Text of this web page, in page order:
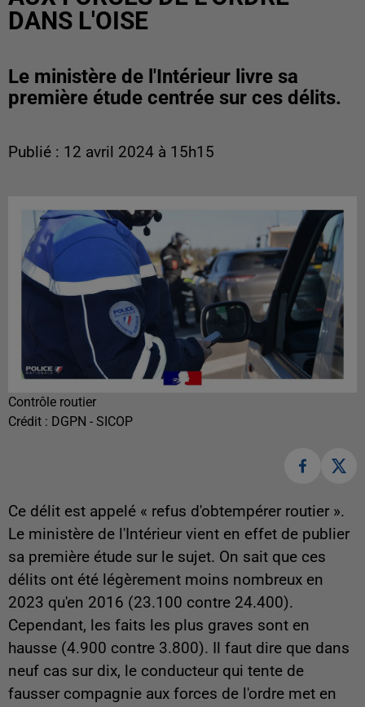
DANS L'OISE
Le ministère de l'Intérieur livre sa
première étude centrée sur ces délits.
Publié : 12 avril 2024 à 15h15
Contrôle routier
Crédit : DGPN - SICOP
Ce délit est appelé « refus d'obtempérer routier ».
Le ministère de l'Intérieur vient en effet de publier
sa première étude sur le sujet. On sait que ces
délits ont été légèrement moins nombreux en
2023 qu'en 2016 (23.100 contre 24.400).
Cependant, les faits les plus graves sont en
hausse (4.900 contre 3.800). Il faut dire que dans
neuf cas sur dix, le conducteur qui tente de
fausser compagnie aux forces de l'ordre met en